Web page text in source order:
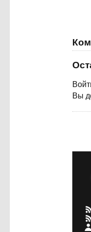
Вы